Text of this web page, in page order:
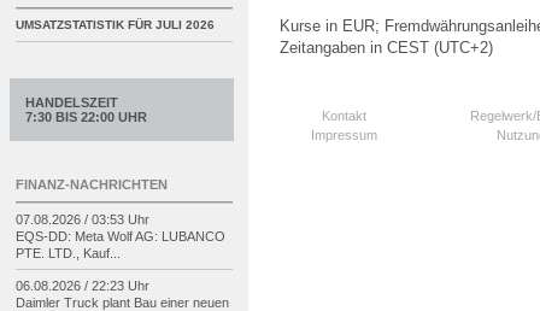
Kurse in EUR;
Zeitangaben in CEST (UTC+2)
Kontakt
Impressum
UMSATZSTATISTIK FÜR JULI 2026
HANDELSZEIT
7:30 BIS 22:00 UHR
FINANZ-NACHRICHTEN
07.08.2026 / 03:53 Uhr
EQS-DD: Meta Wolf AG: LUBANCO
PTE. LTD., Kauf...
06.08.2026 / 22:23 Uhr
Daimler Truck plant Bau einer neuen